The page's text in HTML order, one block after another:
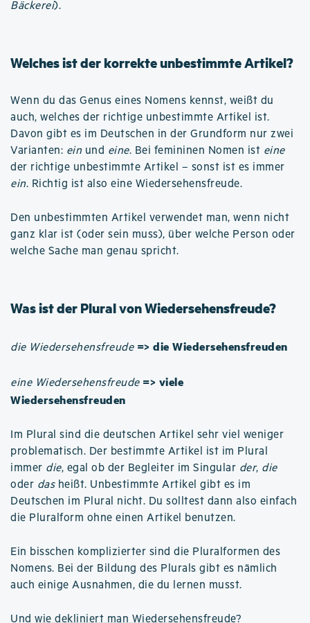
Bäckerei).
Welches ist der korrekte unbestimmte Artikel?
Wenn du das Genus eines Nomens kennst, weißt du
auch, welches der richtige unbestimmte Artikel ist.
Davon gibt es im Deutschen in der Grundform nur zwei
Varianten: ein und eine. Bei femininen Nomen ist eine
der richtige unbestimmte Artikel – sonst ist es immer
ein. Richtig ist also eine Wiedersehensfreude.
Den unbestimmten Artikel verwendet man, wenn nicht
ganz klar ist (oder sein muss), über welche Person oder
welche Sache man genau spricht.
Was ist der Plural von Wiedersehensfreude?
die Wiedersehensfreude => die Wiedersehensfreuden
eine Wiedersehensfreude => viele
Wiedersehensfreuden
Im Plural sind die deutschen Artikel sehr viel weniger
problematisch. Der bestimmte Artikel ist im Plural
immer die, egal ob der Begleiter im Singular der, die
oder dasheißt. Unbestimmte Artikel gibt es im
Deutschen im Plural nicht. Du solltest dann also einfach
die Pluralform ohne einen Artikel benutzen.
Ein bisschen komplizierter sind die Pluralformen des
Nomens. Bei der Bildung des Plurals gibt es nämlich
auch einige Ausnahmen, die du lernen musst.
Und wie dekliniert man Wiedersehensfreude?